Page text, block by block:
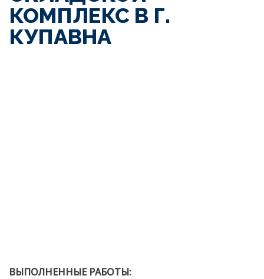
КОМПЛЕКС В Г.
КУПАВНА
ВЫПОЛНЕННЫЕ РАБОТЫ: